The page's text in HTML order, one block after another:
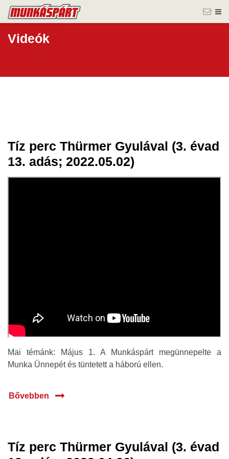
Videók
03 máj.
2022
Tíz perc Thürmer Gyulával (3. évad
13. adás; 2022.05.02)
Mai témánk: Május 1. A Munkáspárt megünnepelte a
Munka Ünnepét és tüntetett a háború ellen.
Bővebben
27 ápr.
Tíz perc Thürmer Gyulával (3. évad